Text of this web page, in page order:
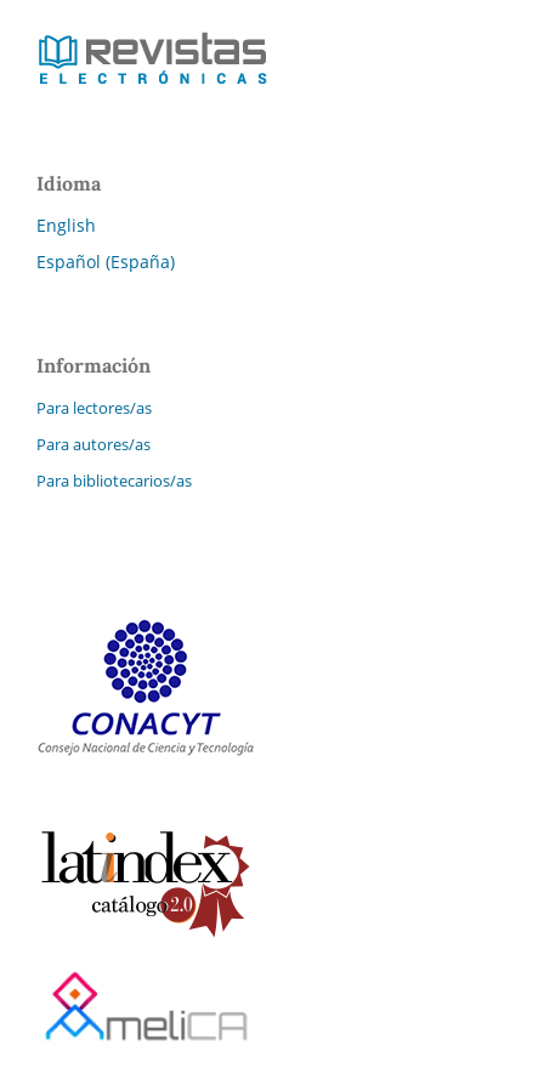
Idioma
English
Español (España)
Información
Para lectores/as
Para autores/as
Para bibliotecarios/as